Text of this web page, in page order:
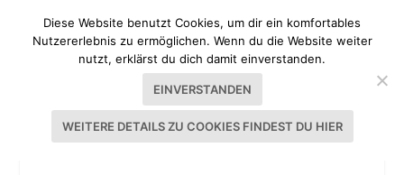
KISSEN PATCHWORK TUTORIAL
Diese Website benutzt Cookies, um dir ein komfortables
Nutzererlebnis zu ermöglichen. Wenn du die Website weiter
nutzt, erklärst du dich damit einverstanden.
EINVERSTANDEN
WEITERE DETAILS ZU COOKIES FINDEST DU HIER